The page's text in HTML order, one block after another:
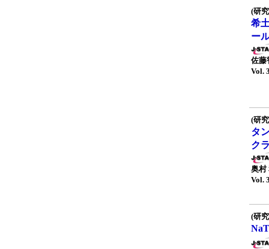
(研
希
ー
佐藤
Vol.
(研
タ
ク
奥村
Vol.
(研